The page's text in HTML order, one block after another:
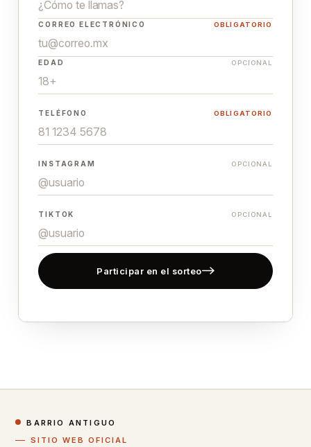
CORREO ELECTRÓNICO OBLIGATORIO
EDAD OPCIONAL
TELÉFONO OBLIGATORIO
INSTAGRAM OPCIONAL
TIKTOK OPCIONAL
Participar en el sorteo
BARRIO ANTIGUO
SITIO WEB OFICIAL